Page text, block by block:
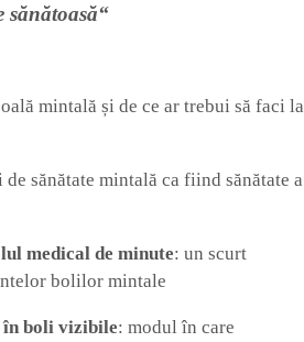
sănătoasă“
mintală și de ce ar trebui să faci la
sănătate mintală ca fiind sănătate a
medical de minute: un scurt
bolilor mintale
boli vizibile: modul în care